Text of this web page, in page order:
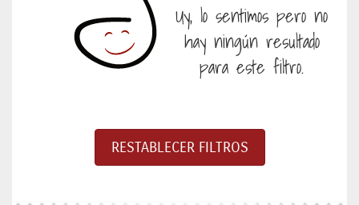
Uy, lo sentimos pero no
hay ningún resultado
para este filtro.